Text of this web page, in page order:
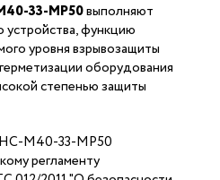
33-МР50выполняют
функцию
уровня взрывозащиты
оборудования
степенью защиты
НС-М40-33-МР50
регламенту